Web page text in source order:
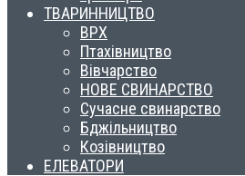
ТВАРИННИЦТВО
ВРХ
Птахівництво
Вівчарство
НОВЕ СВИНАРСТВО
Сучасне свинарство
Бджільництво
Козівництво
ЕЛЕВАТОРИ